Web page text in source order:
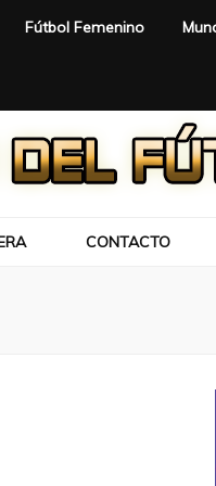
Fútbol Femenino
CONTACTO